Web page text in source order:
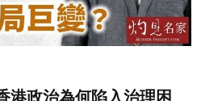
港政治為何陷入治理困